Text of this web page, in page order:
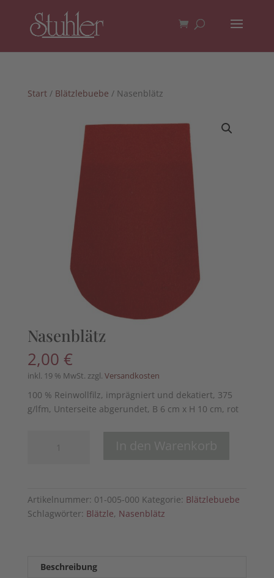
Start/ Blätzlebuebe / Nasenblätz
Nasenblätz
2,00 €
inkl. 19 % MwSt. zzgl. Versandkosten
100 % Reinwollfilz, imprägniert und dekatiert, 375
g/lfm, Unterseite abgerundet, B 6 cm x H 10 cm, rot
Artikelnummer: 01-005-000 Kategorie: Blätzlebuebe
Schlagwörter: Blätzle, Nasenblätz
Beschreibung